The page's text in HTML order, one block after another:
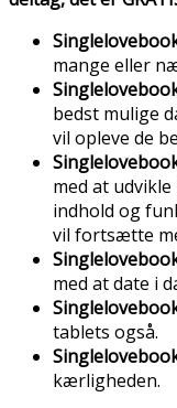
mange eller
bedst mulige
vil opleve de
med at
indhold og
vil fortsætte
med at date i
tablets også.
kærligheden.